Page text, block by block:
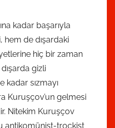
kadar başarıyla
de dışardaki
hiç bir zaman
gizli
kadar sızmayı
Kuruşçov’un gelmesi
Nitekim Kuruşçov
antikomünist-troçkist